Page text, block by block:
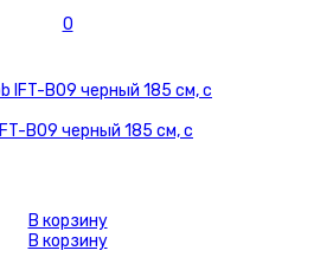
0
B09 черный 185 см, с
В корзину
В корзину